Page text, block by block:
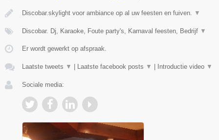
Discobar.skylight voor ambiance op al uw feesten en fuiven. ▼
Discobar. Dj, Karaoke, Foute party's, Karnaval feesten, Bedrijf ▼
Er wordt gewerkt op afspraak.
Laatste tweets ▼ Laatste facebook posts ▼ Introductie video ▼
Sociale media: